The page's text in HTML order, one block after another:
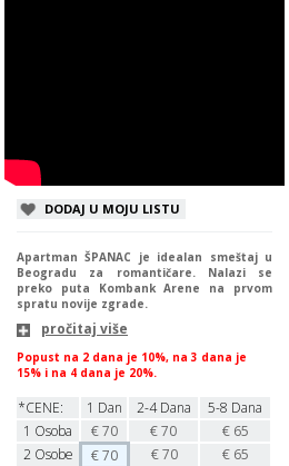
DODAJ U MOJU LISTU
Apartman ŠPANAC je idealan smeštaj u
Beogradu za romantičare. Nalazi se
preko puta Kombank Arene na prvom
spratu novije zgrade.
pročitaj više
Popust na 2 dana je 10%, na 3 dana je
15% i na 4 dana je 20%.
*CENE: 1 Dan 2-4 Dana
5-8 Dana
1 Osoba €70 €70 € 65
2 Osobe €70 €70 € 65